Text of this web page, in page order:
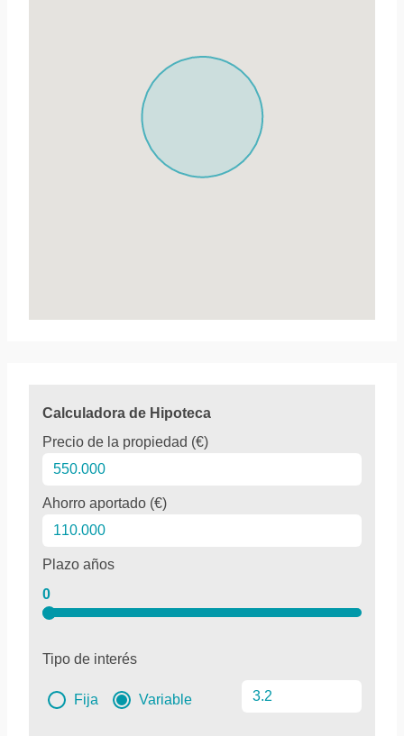
Calculadora de Hipoteca
Precio de la propiedad (€)
Ahorro aportado (€)
Plazo años
0
Tipo de interés
Fija Variable